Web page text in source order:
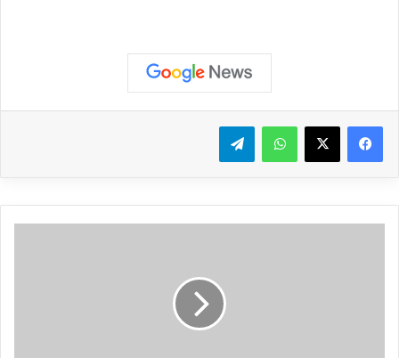
واتساب تيلقرام